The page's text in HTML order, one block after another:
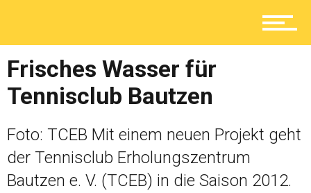
Service
Kolumne
Frisches Wasser für
Tennisclub Bautzen
Foto: TCEB Mit einem neuen Projekt geht
der Tennisclub Erholungszentrum
Bautzen e. V. (TCEB) in die Saison 2012.